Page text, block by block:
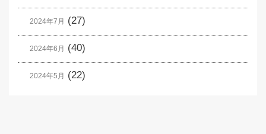
2024年7月 (27)
2024年6月 (40)
2024年5月 (22)